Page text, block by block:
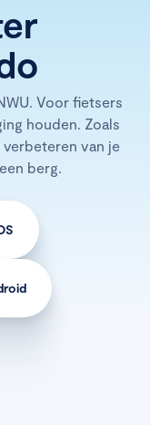
Voor fietsers
houden. Zoals
van je
berg.